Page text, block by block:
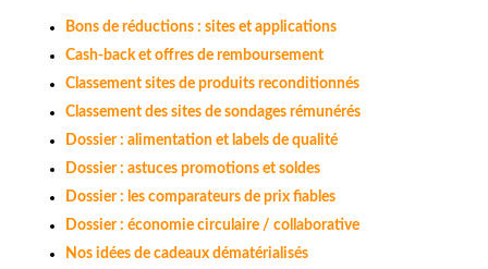
Bons de réductions : sites et applications
Cash-back et offres de remboursement
Classement sites de produits reconditionnés
Classement des sites de sondages rémunérés
Dossier : alimentation et labels de qualité
Dossier : astuces promotions et soldes
Dossier : les comparateurs de prix fiables
Dossier : économie circulaire / collaborative
Nos idées de cadeaux dématérialisés